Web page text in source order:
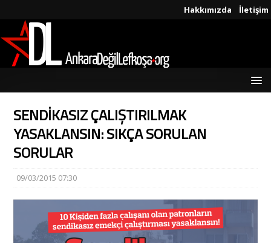
Hakkımızda İletişim
SENDİKASIZ ÇALIŞTIRILMAK
YASAKLANSIN: SIKÇA SORULAN
SORULAR
09/03/2015 07:30